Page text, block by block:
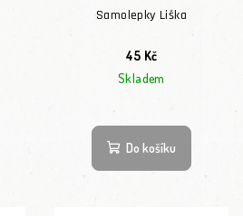
Samolepky Liška
45 Kč
Skladem
Do košíku